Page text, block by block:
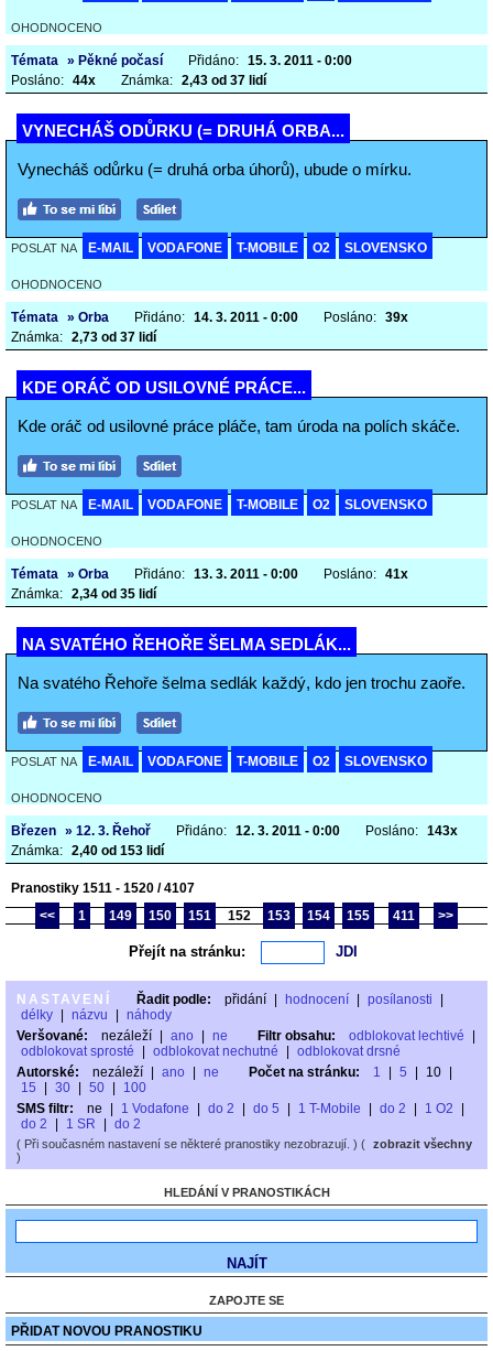
OHODNOCENO
Témata » Pěkné počasí Přidáno: 15. 3. 2011 - 0:00
Posláno: 44x Známka: 2,43 od 37 lidí
VYNECHÁŠ ODŮRKU (= DRUHÁ ORBA...
Vynecháš odůrku (= druhá orba úhorů), ubude o mírku.
POSLAT NA E-MAIL VODAFONE T-MOBILE O2 SLOVENSKO
OHODNOCENO
Témata » Orba Přidáno: 14. 3. 2011 - 0:00 Posláno: 39x
Známka: 2,73 od 37 lidí
KDE ORÁČ OD USILOVNÉ PRÁCE...
Kde oráč od usilovné práce pláče, tam úroda na polích skáče.
POSLAT NA E-MAIL VODAFONE T-MOBILE O2 SLOVENSKO
OHODNOCENO
Témata » Orba Přidáno: 13. 3. 2011 - 0:00 Posláno: 41x
Známka: 2,34 od 35 lidí
NA SVATÉHO ŘEHOŘE ŠELMA SEDLÁK...
Na svatého Řehoře šelma sedlák každý, kdo jen trochu zaoře.
POSLAT NA E-MAIL VODAFONE T-MOBILE O2 SLOVENSKO
OHODNOCENO
Březen » 12. 3. Řehoř Přidáno: 12. 3. 2011 - 0:00 Posláno: 143x
Známka: 2,40 od 153 lidí
Pranostiky 1511 - 1520 / 4107
<<
1 149 150 151 152 153 154 155 411 >>
Přejít na stránku:
NASTAVENÍ Řadit podle: přidání hodnocení posílanosti
délky
názvu
náhody
Veršované:
nezáleží ano ne Filtr obsahu: odblokovat lechtivé
odblokovat sprosté
odblokovat nechutné
odblokovat drsné
Autorské:
nezáleží ano ne Počet na stránku: 1 5 10
15
30 50
100
SMS filtr:
ne 1 Vodafone do 2 do 5 1 T-Mobile do 2 1 O2
do 2
1 SR do 2
( Při současném nastavení se některé pranostiky nezobrazují. ) ( zobrazit všechny
)
HLEDÁNÍ V PRANOSTIKÁCH
ZAPOJTE SE
PŘIDAT NOVOU PRANOSTIKU